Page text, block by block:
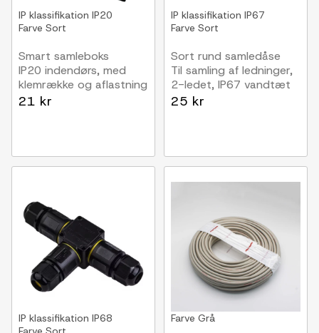
IP klassifikation IP20
Farve Sort
Smart samleboks
IP20 indendørs, med
klemrække og aflastning
21 kr
IP klassifikation IP67
Farve Sort
Sort rund samledåse
Til samling af ledninger,
2-ledet, IP67 vandtæt
25 kr
IP klassifikation IP68
Farve Grå